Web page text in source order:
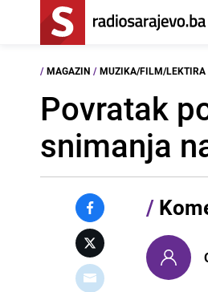
/ MAGAZIN / MUZIKA/FILM/LEKTIRA
Povratak
snimanja
/